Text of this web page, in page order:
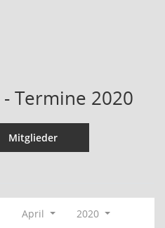
Termine 2020
Mitglieder
April
2020